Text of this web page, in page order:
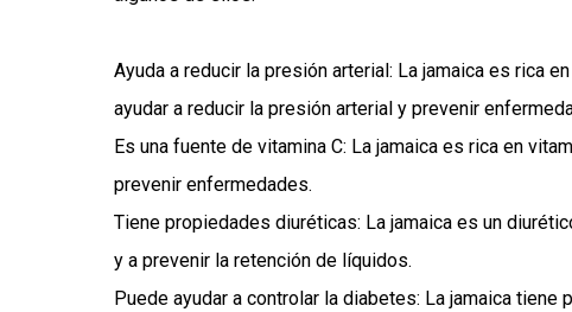
Ayuda a reducir la presión arterial: La jamaica es rica
ayudar a reducir la presión arterial y prevenir
Es una fuente de vitamina C: La jamaica es rica en
prevenir enfermedades.
Tiene propiedades diuréticas: La jamaica es un
y a prevenir la retención de líquidos.
Puede ayudar a controlar la diabetes: La jamaica